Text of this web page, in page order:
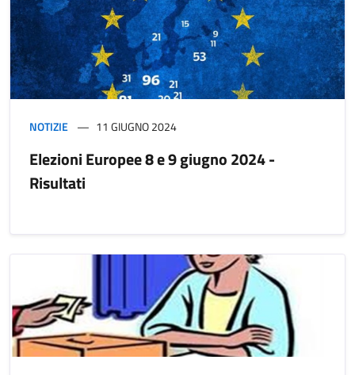
NOTIZIE 11 GIUGNO 2024
Elezioni Europee 8 e 9 giugno 2024 -
Risultati